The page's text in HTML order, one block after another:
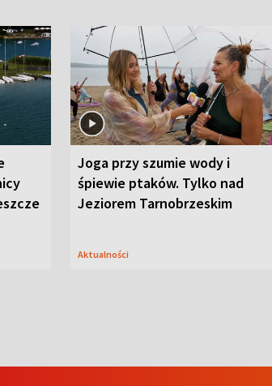
Joga przy szumie wody i
śpiewie ptaków. Tylko nad
Jeziorem Tarnobrzeskim
Aktualności